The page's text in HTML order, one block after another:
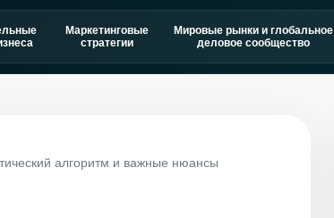
Маркетинговые
стратегии
Мировые рынки и глобальное
деловое сообщество
алгоритм и важные нюансы